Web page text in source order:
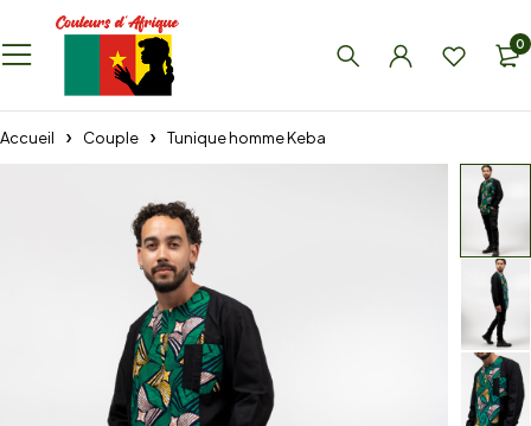
0
Accueil Couple Tunique homme Keba